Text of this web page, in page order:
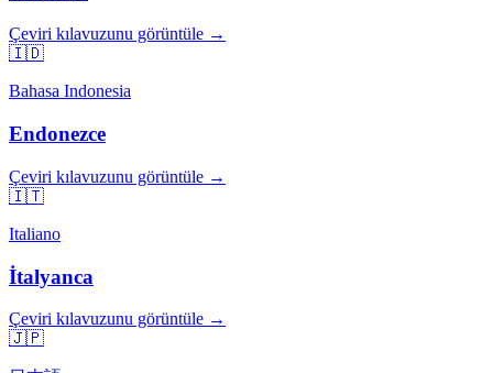
Çeviri kılavuzunu görüntüle →
🇮🇩
Bahasa Indonesia
Endonezce
Çeviri kılavuzunu görüntüle →
🇮🇹
Italiano
İtalyanca
Çeviri kılavuzunu görüntüle →
🇯🇵